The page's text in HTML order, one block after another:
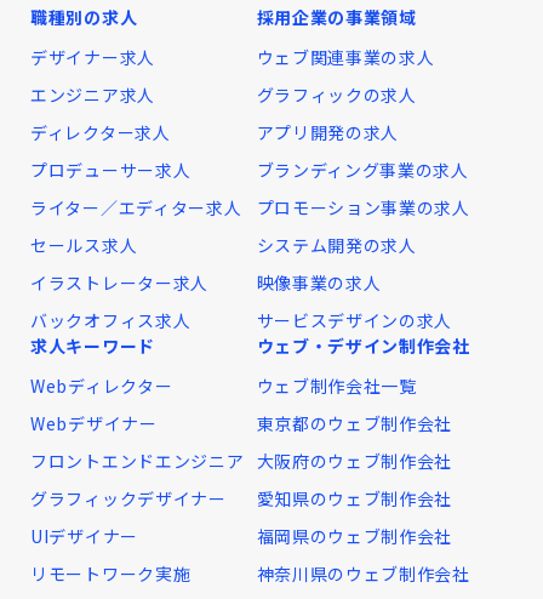
職種別の求人
デザイナー求人
エンジニア求人
ディレクター求人
プロデューサー求人
ライター／エディター求人
セールス求人
イラストレーター求人
バックオフィス求人
採用企業の事業領域
ウェブ関連事業の求人
グラフィックの求人
アプリ開発の求人
ブランディング事業の求人
プロモーション事業の求人
システム開発の求人
映像事業の求人
サービスデザインの求人
求人キーワード
Webディレクター
Webデザイナー
フロントエンドエンジニア
グラフィックデザイナー
UIデザイナー
リモートワーク実施
ウェブ・デザイン制作会社
ウェブ制作会社一覧
東京都のウェブ制作会社
大阪府のウェブ制作会社
愛知県のウェブ制作会社
福岡県のウェブ制作会社
神奈川県のウェブ制作会社